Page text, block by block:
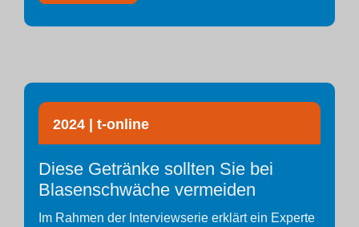
2024 | t-online
Diese Getränke sollten Sie bei
Blasenschwäche vermeiden
Im Rahmen der Interviewserie erklärt ein Experte